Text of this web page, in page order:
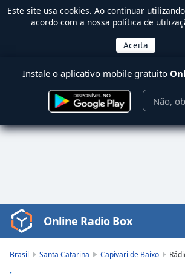
Este site usa cookies. Ao continuar
acordo com a nossa política de
Instale o aplicativo mobile gratuito
Não,
Video
Player
Online Radio Box
Brasil Santa Catarina Capivari de Baixo